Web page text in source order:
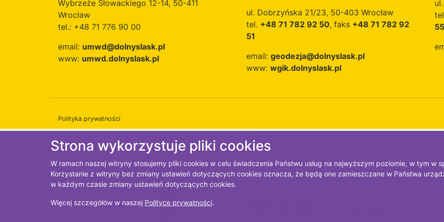
Wybrzeże Słowackiego 12-14, 50-411
Wrocław
tel.: +48 71 776 90 00
email: umwd@dolnyslask.pl
www: umwd.dolnyslask.pl
ul. Dobrzyńska 21/23, 50-403 Wrocław
tel. +48 71 782 92 50, faks +48 71 782 92
51
email: geodezja@dolnyslask.pl
www: wgik.dolnyslask.pl
55
Polityka prywatności
Strona wykorzystuje pliki cookies
W ramach naszej witryny stosujemy pliki cookies w celu świadczenia Państwu usług na najwyższym poziomie, w tym
Korzystanie z witryny bez zmiany ustawień dotyczących cookies oznacza, że będą one zamieszczane w Państwa
w każdym czasie zmiany ustawień dotyczących cookies.
Więcej szczegółów w naszej Polityce prywatności.